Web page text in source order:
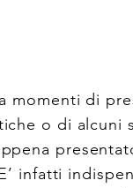
momenti di
o di alcuni
infatti